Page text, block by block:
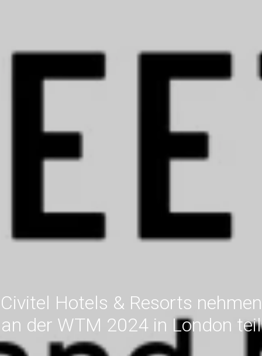
Civitel Hotels & Resorts nehmen
an der WTM 2024 in London teil